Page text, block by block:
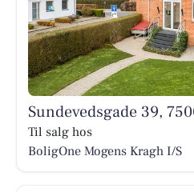
Sundevedsgade 39,
Til salg hos
BoligOne Mogens Kragh I/S